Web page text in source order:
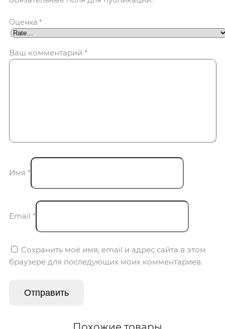
Оценка *
Ваш комментарий *
Имя *
Email *
Сохранить моё имя, email и адрес сайта в этом
браузере для последующих моих комментариев.